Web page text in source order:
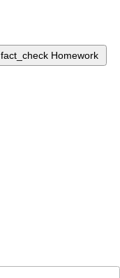
fact_check Homework